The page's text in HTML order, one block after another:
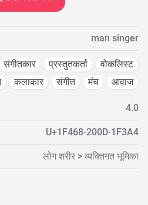
man singer
संगीतकार प्रस्तुतकर्ता
वोकलिस्ट
कलाकार संगीत मंच आवाज
4.0
U+1F468-200D-1F3A4
लोग शरीर > व्यक्तिगत भूमिका